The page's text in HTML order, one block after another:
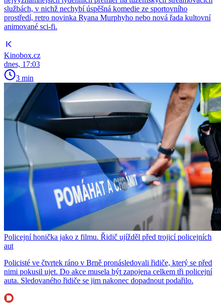
službách, v nichž nechybí úspěšná komedie ze sportovního
prostředí, retro novinka Ryana Murphyho nebo nová řada kultovní
animované sci-fi.
Kinobox.cz
dnes, 17:03
3 min
Policejní honička jako z filmu. Řidič ujížděl před trojicí policejních
aut
Policisté ve čtvrtek ráno v Brně pronásledovali řidiče, který se před
nimi pokusil ujet. Do akce musela být zapojena celkem tři policejní
auta. Sledovaného řidiče se jim nakonec dopadnout podařilo.